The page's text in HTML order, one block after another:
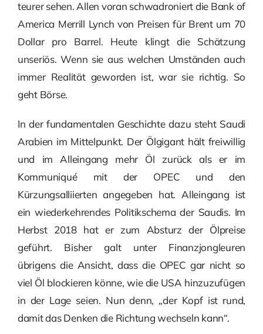
teurer sehen. Allen voran schwadroniert die Bank of
America Merrill Lynch von Preisen für Brent um 70
Dollar pro Barrel. Heute klingt die Schätzung
unseriös. Wenn sie aus welchen Umständen auch
immer Realität geworden ist, war sie richtig. So
geht Börse.
In der fundamentalen Geschichte dazu steht Saudi
Arabien im Mittelpunkt. Der Ölgigant hält freiwillig
und im Alleingang mehr Öl zurück als er im
Kommuniqué mit der OPEC und den
Kürzungsalliierten angegeben hat. Alleingang ist
ein wiederkehrendes Politikschema der Saudis. Im
Herbst 2018 hat er zum Absturz der Ölpreise
geführt. Bisher galt unter Finanzjongleuren
übrigens die Ansicht, dass die OPEC gar nicht so
viel Öl blockieren könne, wie die USA hinzuzufügen
in der Lage seien. Nun denn, „der Kopf ist rund,
damit das Denken die Richtung wechseln kann“.